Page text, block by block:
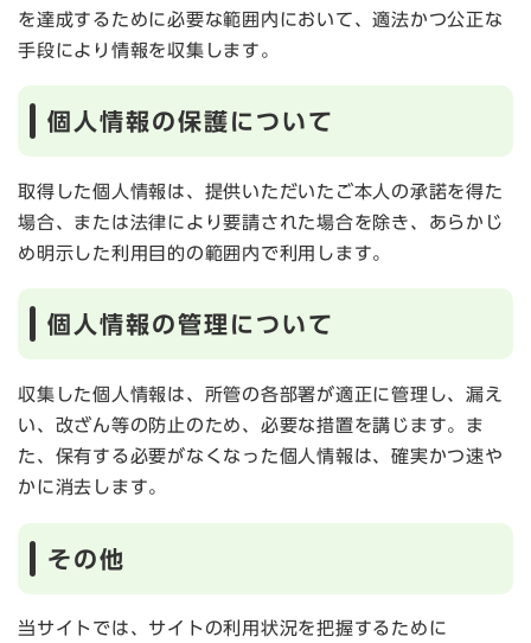
を達成するために必要な範囲内において、適法かつ公正な
手段により情報を収集します。
個人情報の保護について
取得した個人情報は、提供いただいたご本人の承諾を得た
場合、または法律により要請された場合を除き、あらかじ
め明示した利用目的の範囲内で利用します。
個人情報の管理について
収集した個人情報は、所管の各部署が適正に管理し、漏え
い、改ざん等の防止のため、必要な措置を講じます。ま
た、保有する必要がなくなった個人情報は、確実かつ速や
かに消去します。
その他
当サイトでは、サイトの利用状況を把握するために